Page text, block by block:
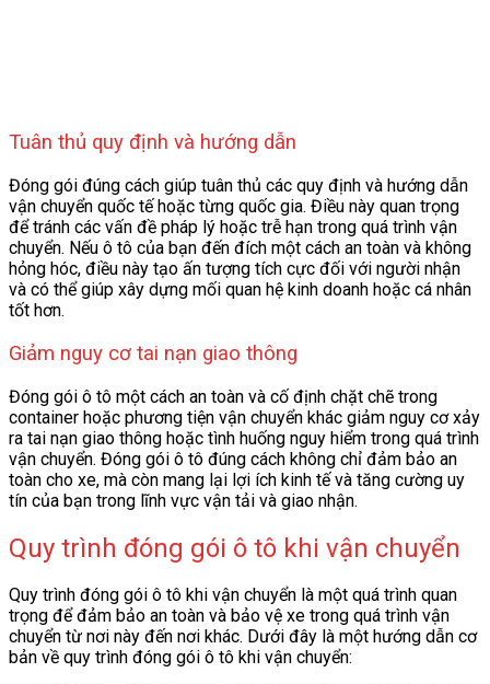
Tuân thủ quy định và hướng dẫn
Đóng gói đúng cách giúp tuân thủ các quy định và hướng dẫn
vận chuyển quốc tế hoặc từng quốc gia. Điều này quan trọng
để tránh các vấn đề pháp lý hoặc trễ hạn trong quá trình vận
chuyển. Nếu ô tô của bạn đến đích một cách an toàn và không
hỏng hóc, điều này tạo ấn tượng tích cực đối với người nhận
và có thể giúp xây dựng mối quan hệ kinh doanh hoặc cá nhân
tốt hơn.
Giảm nguy cơ tai nạn giao thông
Đóng gói ô tô một cách an toàn và cố định chặt chẽ trong
container hoặc phương tiện vận chuyển khác giảm nguy cơ xảy
ra tai nạn giao thông hoặc tình huống nguy hiểm trong quá trình
vận chuyển. Đóng gói ô tô đúng cách không chỉ đảm bảo an
toàn cho xe, mà còn mang lại lợi ích kinh tế và tăng cường uy
tín của bạn trong lĩnh vực vận tải và giao nhận.
Quy trình đóng gói ô tô khi vận chuyển
Quy trình đóng gói ô tô khi vận chuyển là một quá trình quan
trọng để đảm bảo an toàn và bảo vệ xe trong quá trình vận
chuyển từ nơi này đến nơi khác. Dưới đây là một hướng dẫn cơ
bản về quy trình đóng gói ô tô khi vận chuyển: